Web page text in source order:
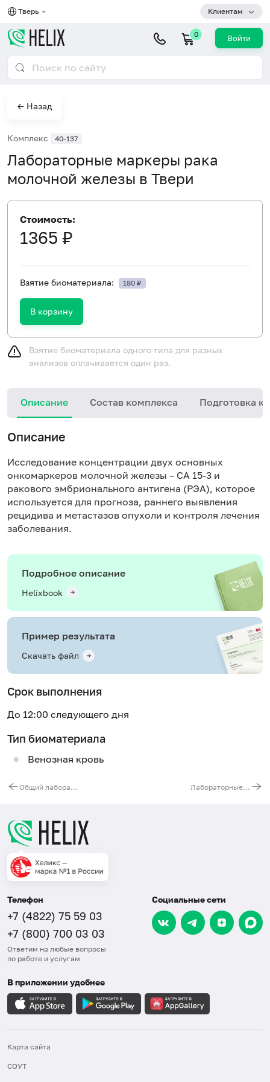
Тверь Клиентам
0 Войти
← Назад
Комплекс 40-137
Лабораторные маркеры рака
молочной железы в Твери
Стоимость:
1365 ₽
Взятие биоматериала: 180 ₽
В корзину
Взятие биоматериала одного типа для разных
анализов оплачивается один раз.
Описание Состав комплекса Подготовка к
Описание
Исследование концентрации двух основных
онкомаркеров молочной железы – СА 15-3 и
ракового эмбрионального антигена (РЭА), которое
используется для прогноза, раннего выявления
рецидива и метастазов опухоли и контроля лечения
заболевания.
Подробное описание
Helixbook
Пример результата
Скачать файл
Срок выполнения
До 12:00 следующего дня
Тип биоматериала
Венозная кровь
Общий лабораторный скрининг (онкологический) Лабораторные маркеры рака легких
Телефон
+7 (4822) 75 59 03
+7 (800) 700 03 03
Ответим на любые вопросы
по работе и услугам
Социальные сети
В приложении удобнее
Карта сайта
СОУТ